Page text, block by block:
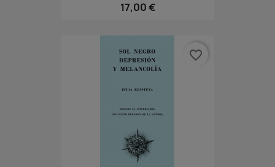
17,00 €
favorite_border